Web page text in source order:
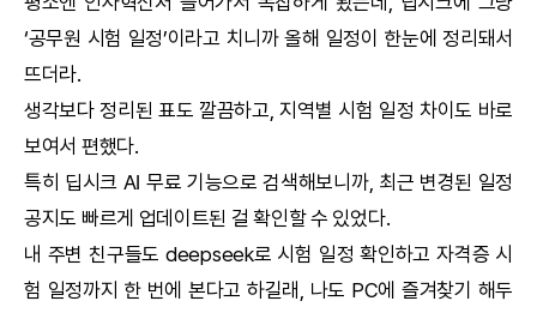
‘공무원 시험 일정’이라고 치니까 올해 일정이 한눈에 정리돼서
뜨더라.
생각보다 정리된 표도 깔끔하고, 지역별 시험 일정 차이도 바로
보여서 편했다.
특히 딥시크 AI 무료 기능으로 검색해보니까, 최근 변경된 일정
공지도 빠르게 업데이트된 걸 확인할 수 있었다.
내 주변 친구들도deepseek로 시험 일정 확인하고 자격증 시
험 일정까지 한 번에 본다고 하길래, 나도 PC에 즐겨찾기 해두